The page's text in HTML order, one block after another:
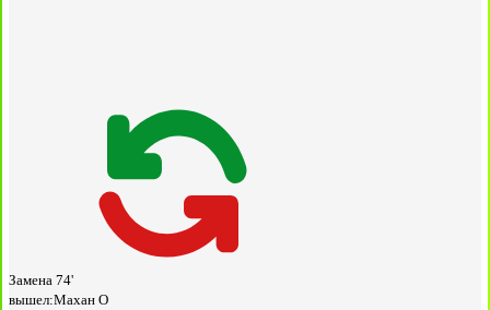
Замена 74'
вышел:Махан О